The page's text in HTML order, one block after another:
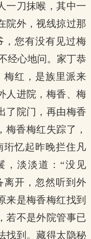
一刀抹喉，其中一
院外，视线掠过那
，您有没有见过梅
经心地问。家丁恭
梅红，是族里派来
人进院，梅香、梅
了院门，再由梅香
梅香梅红失踪了，
珩忆起昨晚拦住凡
，淡淡道：“没见
离开，忽然听到外
来是梅香梅红找到
若不是外院管事已
找到。藏得太隐秘